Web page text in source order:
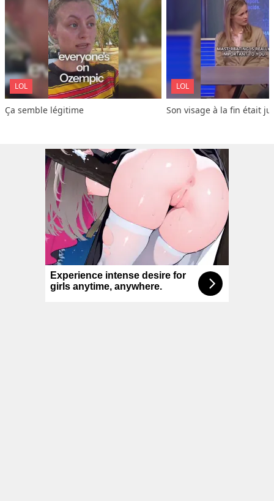
LOL
Ça semble légitime
LOL
Son visage à la fin était